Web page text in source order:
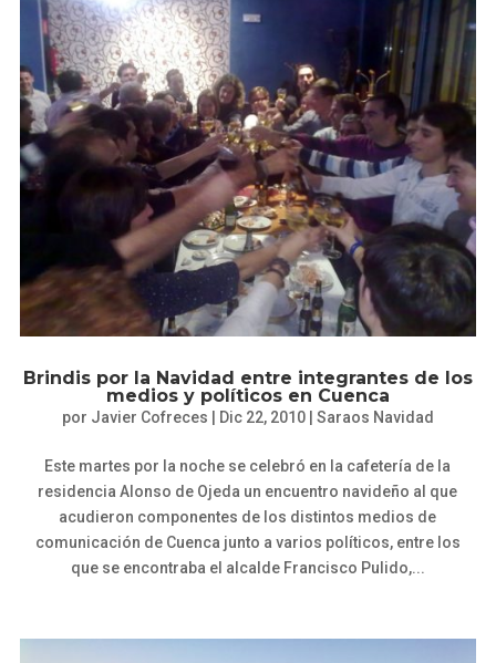
Brindis por la Navidad entre integrantes de los
medios y políticos en Cuenca
por Javier Cofreces Dic 22, 2010| Saraos Navidad
Este martes por la noche se celebró en la cafetería de la
residencia Alonso de Ojeda un encuentro navideño al que
acudieron componentes de los distintos medios de
comunicación de Cuenca junto a varios políticos, entre los
que se encontraba el alcalde Francisco Pulido,...